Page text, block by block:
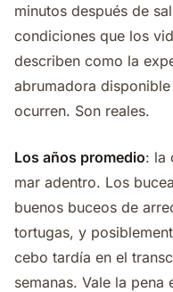
minutos después de
condiciones que los
describen como la
abrumadora
ocurren. Son reales.
Los años promedio: la
mar adentro. Los
buenos buceos de
tortugas, y
cebo tardía en el
semanas. Vale la